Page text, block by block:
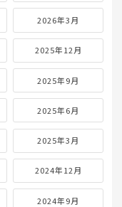
2026年3月
2025年12月
2025年9月
2025年6月
2025年3月
2024年12月
2024年9月